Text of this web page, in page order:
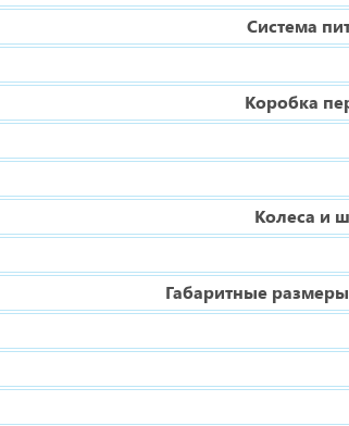
Система
Коробка
Колеса и
Габаритные